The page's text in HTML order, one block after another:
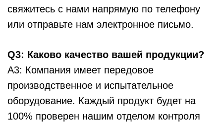
свяжитесь с нами напрямую по телефону
или отправьте нам электронное письмо.
Q3: Каково качество вашей продукции?
A3: Компания имеет передовое
производственное и испытательное
оборудование. Каждый продукт будет на
100% проверен нашим отделом контроля